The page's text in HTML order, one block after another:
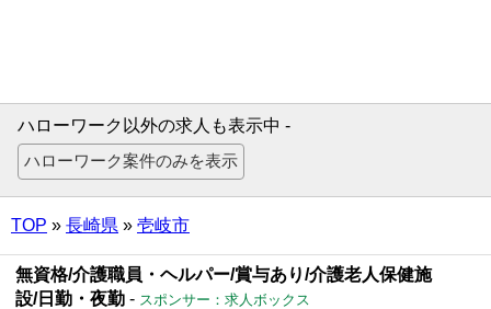
ハローワーク以外の求人も表示中 -
TOP » 長崎県 » 壱岐市
無資格/介護職員・ヘルパー/賞与あり/介護老人保健施
設/日勤・夜勤 - スポンサー：求人ボックス